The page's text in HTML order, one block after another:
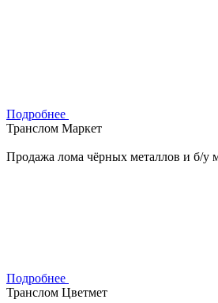
Подробнее
Транслом Маркет
Продажа лома чёрных металлов и б/у
Подробнее
Транслом Цветмет